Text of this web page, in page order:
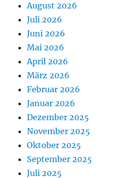
August 2026
Juli 2026
Juni 2026
Mai 2026
April 2026
März 2026
Februar 2026
Januar 2026
Dezember 2025
November 2025
Oktober 2025
September 2025
Juli 2025